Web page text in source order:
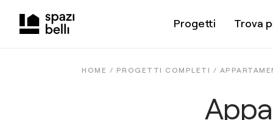
Progetti Trova
HOME / PROGETTI COMPLETI /